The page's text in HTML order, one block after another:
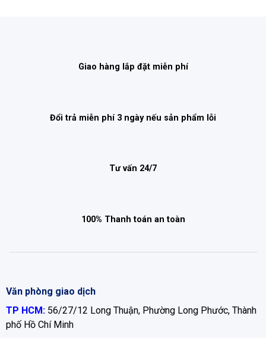
Giao hàng lắp đặt miễn phí
Đổi trả miễn phí 3 ngày nếu sản phẩm lỗi
Tư vấn 24/7
100% Thanh toán an toàn
Văn phòng giao dịch
TP HCM: 56/27/12 Long Thuận, Phường Long Phước, Thành
phố Hồ Chí Minh